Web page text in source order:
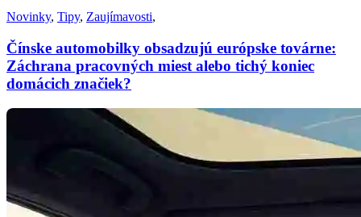
Novinky, Tipy, Zaujímavosti,
Čínske automobilky obsadzujú európske továrne:
Záchrana pracovných miest alebo tichý koniec
domácich značiek?